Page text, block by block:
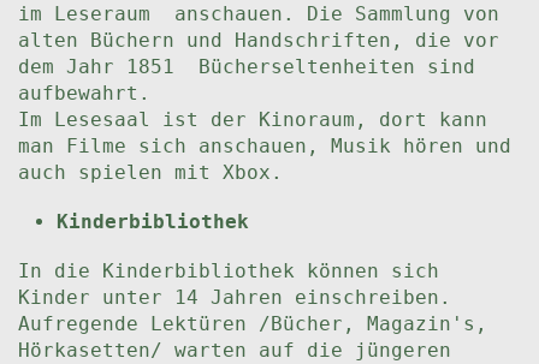
im Leseraum anschauen. Die Sammlung von
alten Büchern und Handschriften, die vor
dem Jahr 1851 Bücherseltenheiten sind
aufbewahrt.
Im Lesesaal ist der Kinoraum, dort kann
man Filme sich anschauen, Musik hören und
auch spielen mit Xbox.
Kinderbibliothek
In die Kinderbibliothek können sich
Kinder unter 14 Jahren einschreiben.
Aufregende Lektüren /Bücher, Magazin's,
Hörkasetten/ warten auf die jüngeren